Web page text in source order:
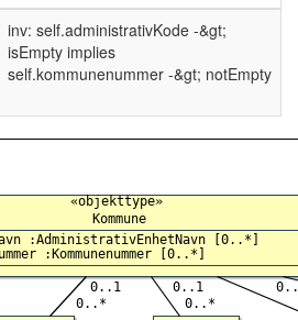
inv: self.administrativKode -&gt;
isEmpty implies
self.kommunenummer -&gt; notEmpty